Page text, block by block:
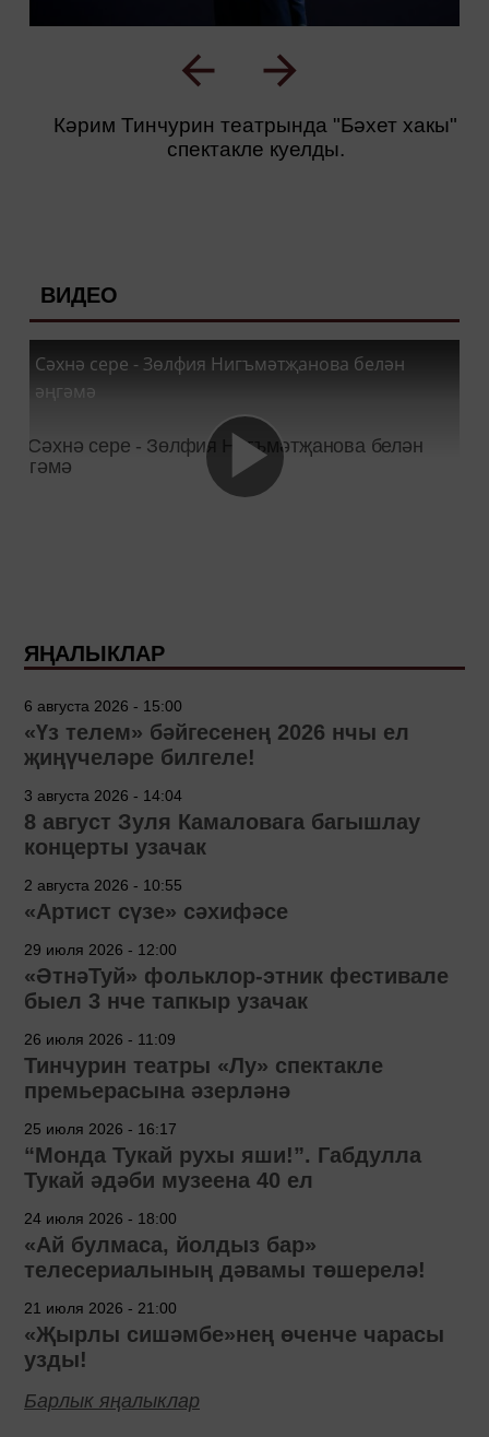
Кәрим Тинчурин театрында "Бәхет хакы"
спектакле куелды.
ВИДЕО
Сәхнә сере - Зөлфия Нигъмәтҗанова белән
әңгәмә
ЯҢАЛЫКЛАР
6 августа 2026 - 15:00
«Үз телем» бәйгесенең 2026 нчы ел
җиңүчеләре билгеле!
3 августа 2026 - 14:04
8 август Зуля Камаловага багышлау
концерты узачак
2 августа 2026 - 10:55
«Артист сүзе» сәхифәсе
29 июля 2026 - 12:00
«ӘтнәТуй» фольклор-этник фестивале
быел 3 нче тапкыр узачак
26 июля 2026 - 11:09
Тинчурин театры «Лу» спектакле
премьерасына әзерләнә
25 июля 2026 - 16:17
“Монда Тукай рухы яши!”. Габдулла
Тукай әдәби музеена 40 ел
24 июля 2026 - 18:00
«Ай булмаса, йолдыз бар»
телесериалының дәвамы төшерелә!
21 июля 2026 - 21:00
«Җырлы сишәмбе»нең өченче чарасы
узды!
Барлык яңалыклар